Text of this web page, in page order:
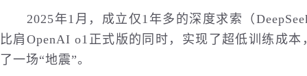
2025年1月，成立仅1年多的深度求索（
比肩OpenAI o1正式版的同时，实现了超低训练成
了一场“地震”。